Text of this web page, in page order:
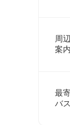
周
案内
最
バ